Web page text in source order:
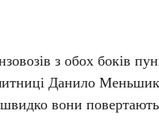
з обох боків
Данило
вони